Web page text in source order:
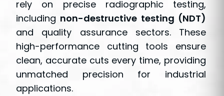
rely on precise radiographic testing,
including non-destructive testing (NDT)
and quality assurance sectors. These
high-performance cutting tools ensure
clean, accurate cuts every time, providing
unmatched precision for industrial
applications.